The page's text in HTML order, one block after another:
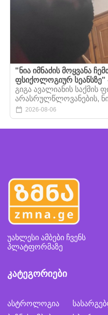
"ნია იმნაძის მოყვანა
ფსიქოლოგიურ სეანსზე"
გიგა ავალიანის საქმის
არასრულწლოვანების,
2026-08-06
უახლესი ამბები ჩვენს
პლატფორმაზე
კატეგორიები
ასტროლოგია